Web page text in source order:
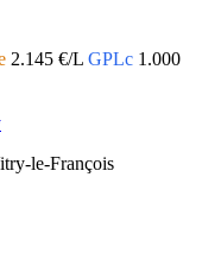
2.145 €/L GPLc 1.000
le-François